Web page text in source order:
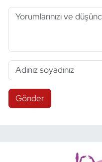
Gönder